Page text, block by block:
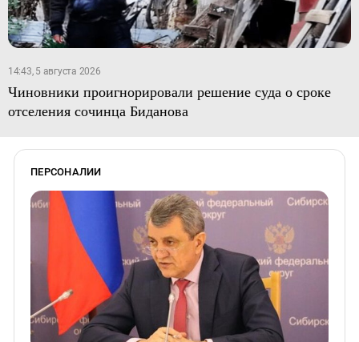
14:43, 5 августа 2026
Чиновники проигнорировали решение суда о сроке
отселения сочинца Биданова
ПЕРСОНАЛИИ